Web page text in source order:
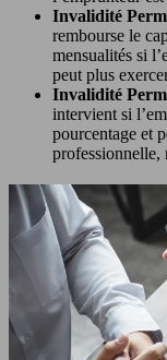
Invalidité
rembourse le
mensualités si
peut plus
Invalidité
intervient si
pourcentage et
professionnelle,